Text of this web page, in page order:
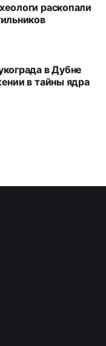
раскопали
в Дубне
в тайны ядра